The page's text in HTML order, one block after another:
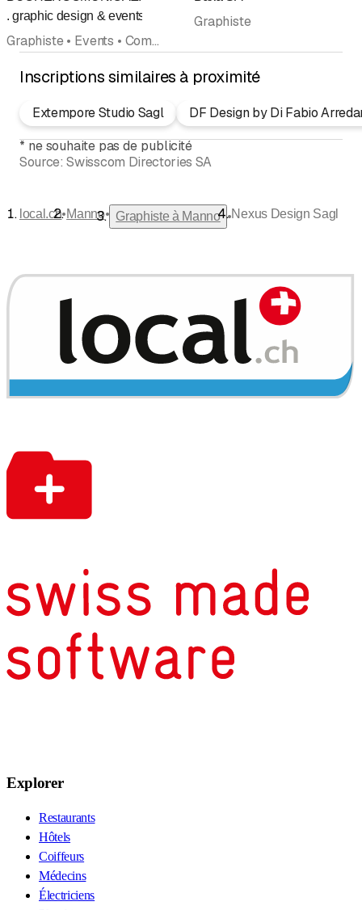
. graphic design & events
Graphiste • Events • Communication
Graphiste
Inscriptions similaires à proximité
Extempore Studio Sagl
DF Design by Di Fabio
* ne souhaite pas de publicité
Source: Swisscom Directories SA
local.ch•Manno• Graphiste à Manno •Nexus Design Sagl
Explorer
Restaurants
Hôtels
Coiffeurs
Médecins
Électriciens